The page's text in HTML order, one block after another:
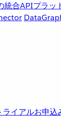
統合APIプラッ
イアルお申込